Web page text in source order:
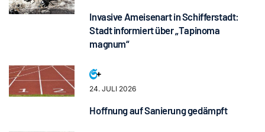
Invasive Ameisenart in Schifferstadt:
Stadt informiert über „Tapinoma
magnum“
24. JULI 2026
Hoffnung auf Sanierung gedämpft